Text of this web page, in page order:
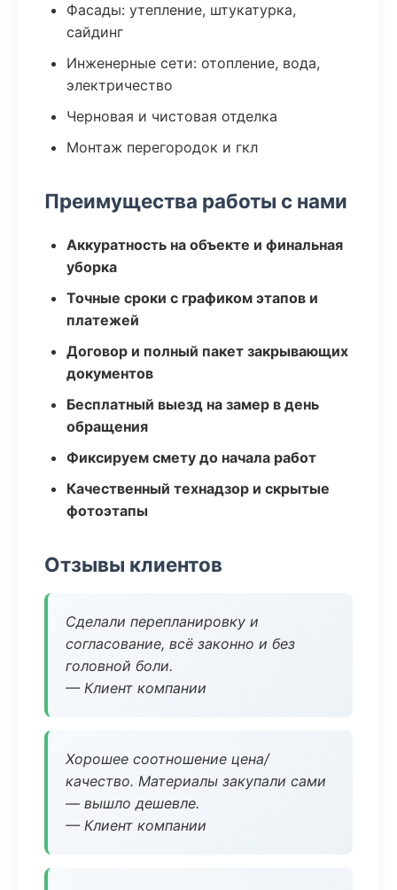
Фасады: утепление, штукатурка,
сайдинг
Инженерные сети: отопление, вода,
электричество
Черновая и чистовая отделка
Монтаж перегородок и гкл
Преимущества работы с нами
Аккуратность на объекте и финальная
уборка
Точные сроки с графиком этапов и
платежей
Договор и полный пакет закрывающих
документов
Бесплатный выезд на замер в день
обращения
Фиксируем смету до начала работ
Качественный технадзор и скрытые
фотоэтапы
Отзывы клиентов
Сделали перепланировку и
согласование, всё законно и без
головной боли.
— Клиент компании
Хорошее соотношение цена/
качество. Материалы закупали сами
— вышло дешевле.
— Клиент компании